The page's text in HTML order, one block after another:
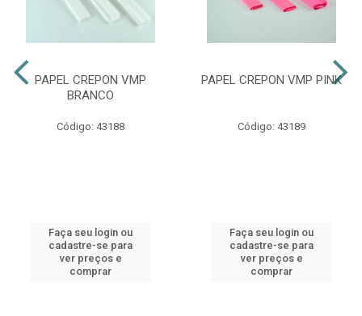
PAPEL CREPON VMP
BRANCO
Código: 43188
Faça seu login ou
cadastre-se para
ver preços e
comprar
PAPEL CREPON VMP PINK
Código: 43189
Faça seu login ou
cadastre-se para
ver preços e
comprar